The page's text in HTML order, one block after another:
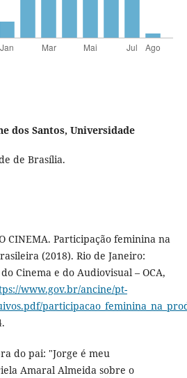
dos Santos, Universidade
de Brasília.
CINEMA. Participação feminina na
(2018). Rio de Janeiro:
Cinema e do Audiovisual – OCA,
www.gov.br/ancine/pt-
do pai: "Jorge é meu
Amaral Almeida sobre o